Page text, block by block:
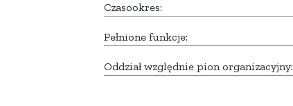
Czasookres:
Pełnione funkcje:
Oddział względnie pion organizacyjny: